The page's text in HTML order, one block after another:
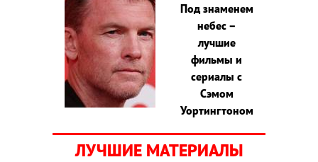
Под знаменем
небес –
лучшие
фильмы и
сериалы с
Сэмом
Уортингтоном
ЛУЧШИЕ МАТЕРИАЛЫ